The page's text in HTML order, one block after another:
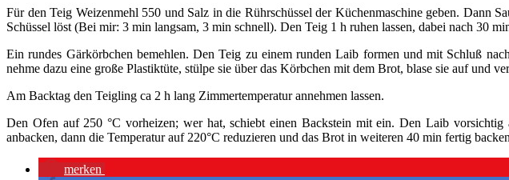
Für den Teig Weizenmehl 550 und Salz in die Rührschüssel der Küchenmaschine geben. Dann
Schüssel löst (Bei mir: 3 min langsam, 3 min schnell). Den Teig 1 h ruhen lassen, dabei nach 30
Ein rundes Gärkörbchen bemehlen. Den Teig zu einem runden Laib formen und mit Schluß
nehme dazu eine große Plastiktüte, stülpe sie über das Körbchen mit dem Brot, blase sie auf
Am Backtag den Teigling ca 2 h lang Zimmertemperatur annehmen lassen.
Den Ofen auf 250 °C vorheizen; wer hat, schiebt einen Backstein mit ein. Den Laib
anbacken, dann die Temperatur auf 220°C reduzieren und das Brot in weiteren 40 min fertig
merken